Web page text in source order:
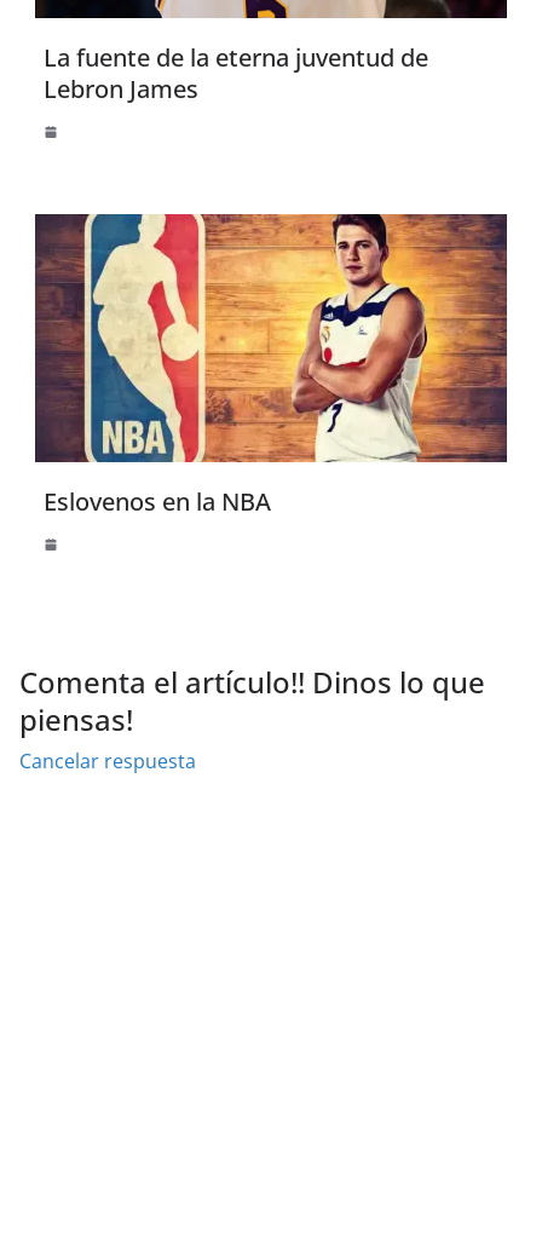
La fuente de la eterna juventud de
Lebron James
Eslovenos en la NBA
Comenta el artículo!! Dinos lo que
piensas!
Cancelar respuesta